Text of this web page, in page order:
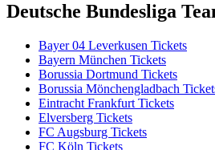
Deutsche Bundesliga
Bayer 04 Leverkusen Tickets
Bayern München Tickets
Borussia Dortmund Tickets
Borussia Mönchengladbach
Eintracht Frankfurt Tickets
Elversberg Tickets
FC Augsburg Tickets
FC Köln Tickets